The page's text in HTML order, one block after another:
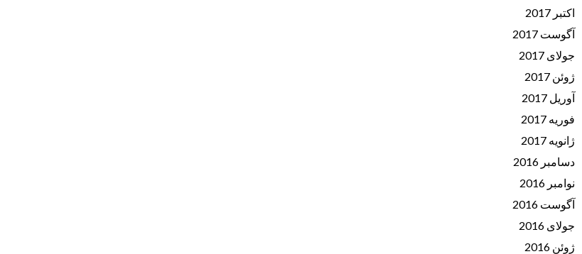
اکتبر 2017
آگوست 2017
جولای 2017
ژوئن 2017
آوریل 2017
فوریه 2017
ژانویه 2017
دسامبر 2016
نوامبر 2016
آگوست 2016
جولای 2016
ژوئن 2016